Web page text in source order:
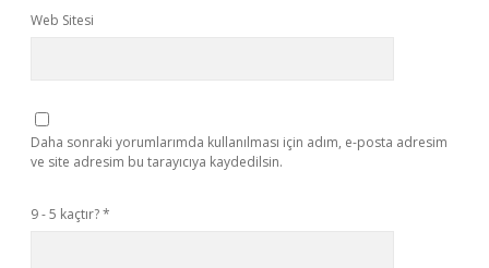
Web Sitesi
Daha sonraki yorumlarımda kullanılması için adım, e-posta adresim
ve site adresim bu tarayıcıya kaydedilsin.
9 - 5 kaçtır?*